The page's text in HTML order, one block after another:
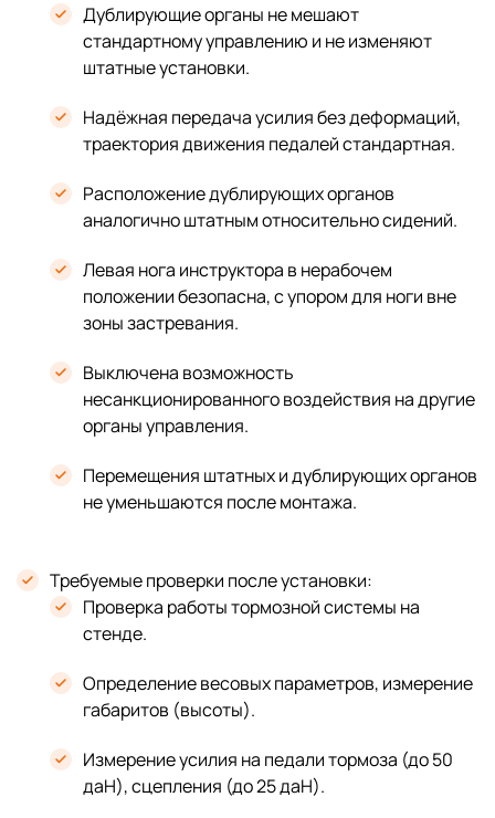
Дублирующие органы не мешают
стандартному управлению и не изменяют
штатные установки.
Надёжная передача усилия без деформаций,
траектория движения педалей стандартная.
Расположение дублирующих органов
аналогично штатным относительно сидений.
Левая нога инструктора в нерабочем
положении безопасна, с упором для ноги вне
зоны застревания.
Выключена возможность
несанкционированного воздействия на другие
органы управления.
Перемещения штатных и дублирующих органов
не уменьшаются после монтажа.
Требуемые проверки после установки:
Проверка работы тормозной системы на
стенде.
Определение весовых параметров, измерение
габаритов (высоты).
Измерение усилия на педали тормоза (до 50
даН), сцепления (до 25 даН).